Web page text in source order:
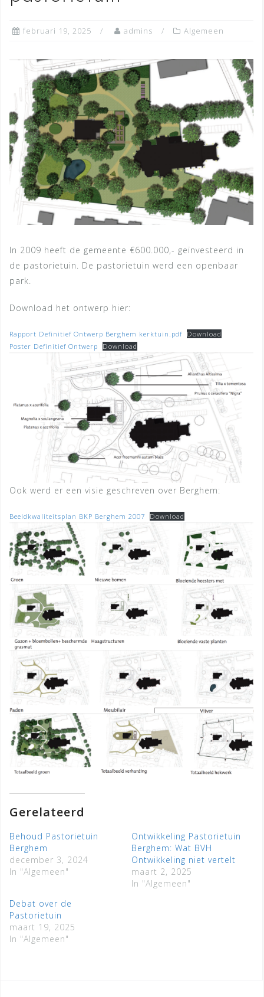
februari 19, 2025 admins Algemeen
In 2009 heeft de gemeente €600.000,- geïnvesteerd in
de pastorietuin. De pastorietuin werd een openbaar
park.
Download het ontwerp hier:
Rapport Definitief Ontwerp Berghem kerktuin.pdf Download
Poster Definitief Ontwerp
Download
Ook werd er een visie geschreven over Berghem:
Beeldkwaliteitsplan BKP Berghem 2007 Download
Gerelateerd
Behoud Pastorietuin
Berghem
december 3, 2024
In "Algemeen"
Ontwikkeling Pastorietuin
Berghem: Wat BVH
Ontwikkeling niet vertelt
maart 2, 2025
In "Algemeen"
Debat over de
Pastorietuin
maart 19, 2025
In "Algemeen"